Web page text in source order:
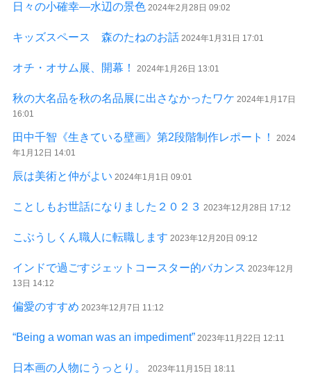
日々の小確幸―水辺の景色 2024年2月28日 09:02
キッズスペース 森のたねのお話 2024年1月31日 17:01
オチ・オサム展、開幕！ 2024年1月26日 13:01
秋の大名品を秋の名品展に出さなかったワケ 2024年1月17日
16:01
田中千智《生きている壁画》第2段階制作レポート！
2024
年1月12日 14:01
辰は美術と仲がよい 2024年1月1日 09:01
ことしもお世話になりました２０２３ 2023年12月28日 17:12
こぶうしくん職人に転職します 2023年12月20日 09:12
インドで過ごすジェットコースター的バカンス 2023年12月
13日 14:12
偏愛のすすめ 2023年12月7日 11:12
“Being a woman was an impediment” 2023年11月22日 12:11
日本画の人物にうっとり。 2023年11月15日 18:11